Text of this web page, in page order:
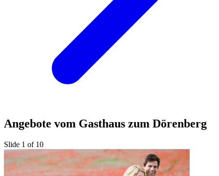
Angebote vom Gasthaus zum Dörenberg
Slide 1 of 10